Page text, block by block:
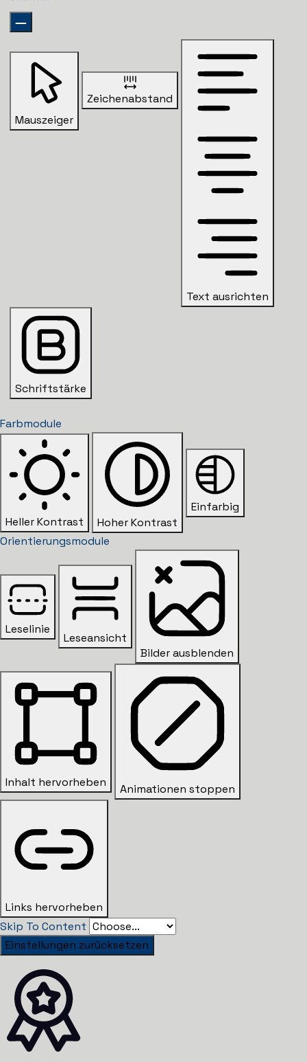
Mauszeiger
Zeichenabstand
Text ausrichten
Schriftstärke
Farbmodule
Heller Kontrast Hoher Kontrast
Einfarbig
Orientierungsmodule
Leselinie
Leseansicht
Bilder ausblenden
Inhalt hervorheben Animationen stoppen
Links hervorheben
Skip To Content
Einstellungen zurücksetzen